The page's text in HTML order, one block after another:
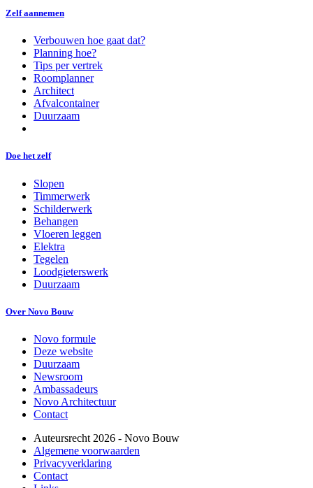
Zelf aannemen
Verbouwen hoe gaat dat?
Planning hoe?
Tips per vertrek
Roomplanner
Architect
Afvalcontainer
Duurzaam
Doe het zelf
Slopen
Timmerwerk
Schilderwerk
Behangen
Vloeren leggen
Elektra
Tegelen
Loodgieterswerk
Duurzaam
Over Novo Bouw
Novo formule
Deze website
Duurzaam
Newsroom
Ambassadeurs
Novo Architectuur
Contact
Auteursrecht 2026 - Novo Bouw
Algemene voorwaarden
Privacyverklaring
Contact